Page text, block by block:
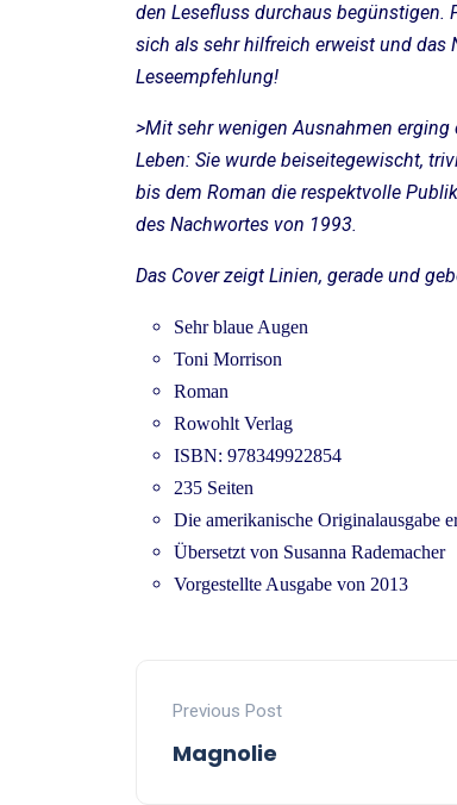
den Lesefluss durchaus begünstigen.
sich als sehr hilfreich erweist und das
Leseempfehlung!
>Mit sehr wenigen Ausnahmen erging
Leben: Sie wurde beiseitegewischt,
bis dem Roman die respektvolle
des Nachwortes von 1993.
Das Cover zeigt Linien, gerade und
Sehr blaue Augen
Toni Morrison
Roman
Rowohlt Verlag
ISBN: 978349922854
235 Seiten
Die amerikanische Originalausgabe
Übersetzt von Susanna Rademacher
Vorgestellte Ausgabe von 2013
Previous Post
Magnolie